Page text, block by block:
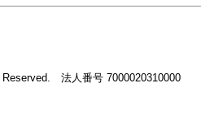
Reserved. 法人番号 7000020310000